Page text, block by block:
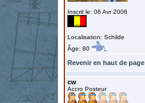
Inscrit le: 06 Avr 2006
Localisation: Schilde
Âge: 80
Revenir en haut de page
cw
Accro Posteur